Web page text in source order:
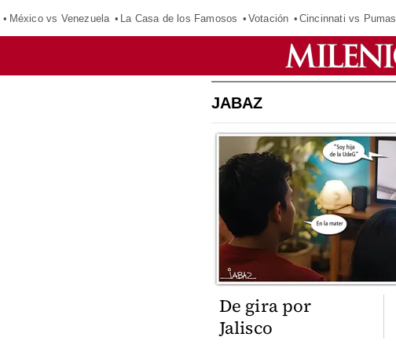
México vs Venezuela La Casa de los Famosos Votación Cincinnati vs Pumas
JABAZ
De gira por
Jalisco